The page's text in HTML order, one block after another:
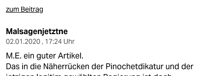
zum Beitrag
Malsagenjetztne
02.01.2020 , 17:24 Uhr
M.E. ein guter Artikel.
Das in die Näherrücken der Pinochetdikatur und der